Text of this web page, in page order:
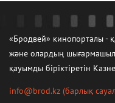
«Бродвей» кинопорталы -
және олардың
қауымды біріктіретін
info@brod.kz (барлық